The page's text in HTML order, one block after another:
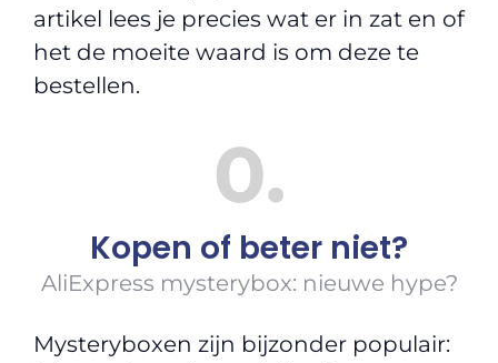
artikel lees je precies wat er in zat en of
het de moeite waard is om deze te
bestellen.
0
Kopen of beter niet?
AliExpress mysterybox: nieuwe hype?
Mysteryboxen zijn bijzonder populair: